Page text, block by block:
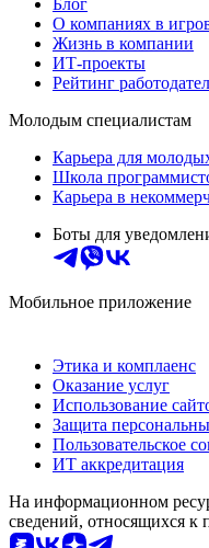
Блог
О компаниях в
Жизнь в компании
ИТ-проекты
Рейтинг
Молодым специалистам
Карьера для
Школа
Карьера в
Боты для
Мобильное приложение
Этика и комплаенс
Оказание услуг
Использование
Защита
Пользовательское
ИТ аккредитация
На информационном
сведений, относящихся к